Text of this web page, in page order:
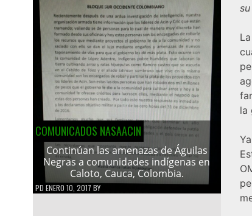
COMUNICADOS NASAACIN
Continúan las amenazas de Águilas
Negras a comunidades indígenas en
Caloto, Cauca, Colombia.
PD ENERO 10, 2017 BY
la